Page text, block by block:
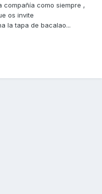
compañía como siempre ,
os invite
la tapa de bacalao...